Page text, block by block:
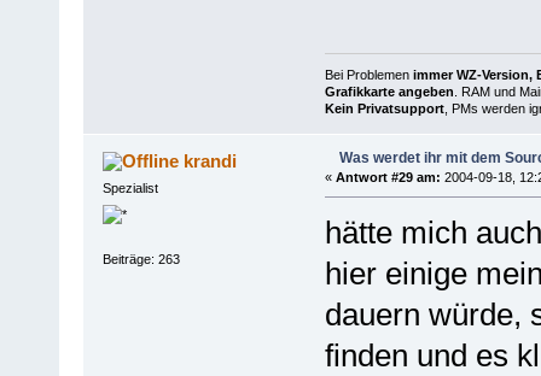
Bei Problemen immer WZ-Version,
Grafikkarte angeben . RAM und
Kein Privatsupport, PMs werden
krandi
Spezialist
Beiträge: 263
Was werdet ihr mit dem
« Antwort #29 am: 2004-09-18,
hätte mich
hier einige
dauern würde,
finden und es